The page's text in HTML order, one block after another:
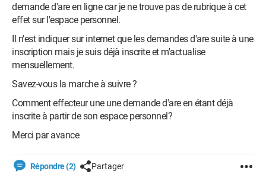
demande d'are en ligne car je ne trouve pas de rubrique à cet
effet sur l'espace personnel.
Il n'est indiquer sur internet que les demandes d'are suite à une
inscription mais je suis déjà inscrite et m'actualise
mensuellement.
Savez-vous la marche à suivre ?
Comment effecteur une une demande d'are en étant déjà
inscrite à partir de son espace personnel?
Merci par avance
Répondre (2) Partager